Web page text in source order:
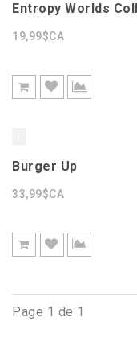
Entropy Worlds
19,99$CA
Burger Up
33,99$CA
Page 1 de 1